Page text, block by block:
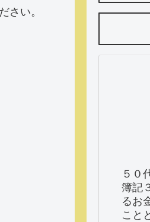
い。
５０
簿記
るお
こと